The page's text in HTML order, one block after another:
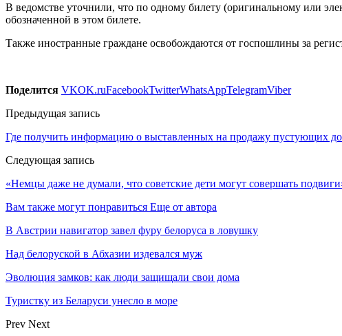
В ведомстве уточнили, что по одному билету (оригинальному или
обозначенной в этом билете.
Также иностранные граждане освобождаются от госпошлины за
Поделится VKOK.ruFacebookTwitterWhatsAppTelegramViber
Предыдущая запись
Где получить информацию о выставленных на продажу пустующих
Следующая запись
«Немцы даже не думали, что советские дети могут совершать
Вам также могут понравиться Еще от автора
В Австрии навигатор завел фуру белоруса в ловушку
Над белоруской в Абхазии издевался муж
Эволюция замков: как люди защищали свои дома
Туристку из Беларуси унесло в море
Prev Next